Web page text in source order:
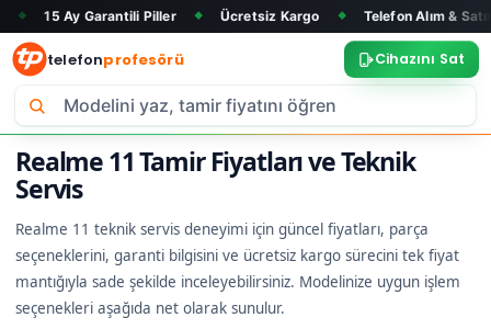
Piller ◆ Ücretsiz Kargo ◆ Telefon Alım & Satım ◆
telefonprofesörü Cihazını Sat
Realme 11 Tamir Fiyatları ve Teknik
Servis
Realme 11 teknik servis deneyimi için güncel fiyatları, parça
seçeneklerini, garanti bilgisini ve ücretsiz kargo sürecini tek fiyat
mantığıyla sade şekilde inceleyebilirsiniz. Modelinize uygun işlem
seçenekleri aşağıda net olarak sunulur.